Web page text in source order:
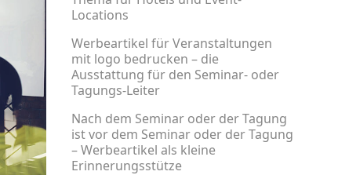
Locations
Werbeartikel für Veranstaltungen
mit logo bedrucken – die
Ausstattung für den Seminar- oder
Tagungs-Leiter
Nach dem Seminar oder der Tagung
ist vor dem Seminar oder der Tagung
– Werbeartikel als kleine
Erinnerungsstütze